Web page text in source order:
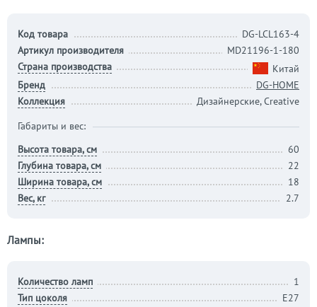
Код товара
DG-LCL163-4
Артикул производителя
MD21196-1-180
Страна производства
Китай
Бренд
DG-HOME
Коллекция
Дизайнерские, Creative
Габариты и вес:
Высота товара, см
60
Глубина товара, см
22
Ширина товара, см
18
Вес, кг
2.7
Лампы:
Количество ламп
1
Тип цоколя
E27